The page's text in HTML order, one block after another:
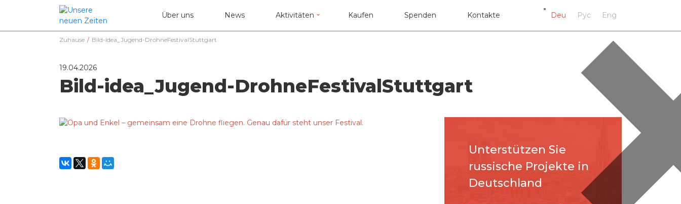
Über uns News Aktivitäten Kaufen Spenden Kontakte Deu Рус Eng
Zuhause / Bild-idea_Jugend-DrohneFestivalStuttgart
19.04.2026
Bild-idea_Jugend-DrohneFestivalStuttgart
Unterstützen Sie
russische Projekte in
Deutschland